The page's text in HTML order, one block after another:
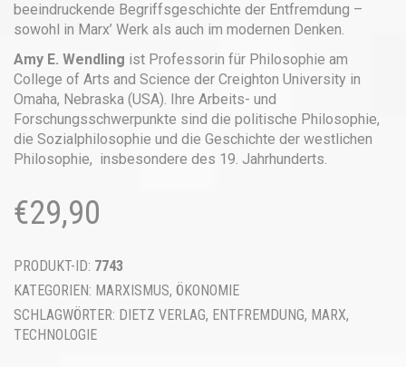
beeindruckende Begriffsgeschichte der Entfremdung –
sowohl in Marx’ Werk als auch im modernen Denken.
Amy E. Wendling ist Professorin für Philosophie am
College of Arts and Science der Creighton University in
Omaha, Nebraska (USA). Ihre Arbeits- und
Forschungsschwerpunkte sind die politische Philosophie,
die Sozialphilosophie und die Geschichte der westlichen
Philosophie, insbesondere des 19. Jahrhunderts.
€29,90
PRODUKT-ID: 7743
KATEGORIEN: MARXISMUS, ÖKONOMIE
SCHLAGWÖRTER: DIETZ VERLAG, ENTFREMDUNG, MARX,
TECHNOLOGIE